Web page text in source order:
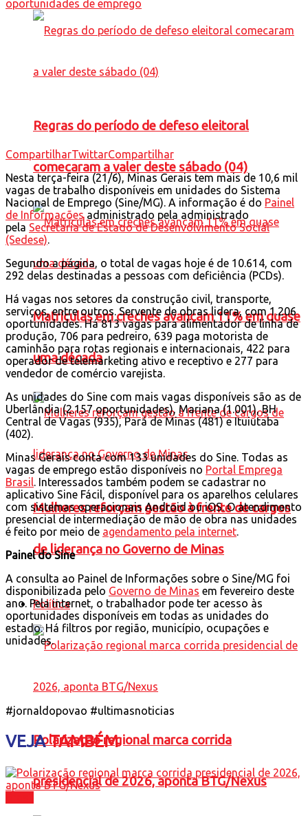
Regras do período de defeso eleitoral
comecaram a valer deste sábado (04)
Matrículas em creches avançam 11% em quase
uma década
Mulheres reforçam gestão à frente de cargos
de liderança no Governo de Minas
Política
Polarização regional marca corrida
presidencial de 2026, aponta BTG/Nexus
CompartilharTwittarCompartilhar
Nesta terça-feira (21/6), Minas Gerais tem mais de 10,6 mil
vagas de trabalho disponíveis em unidades do Sistema
Nacional de Emprego (Sine/MG). A informação é do Painel
de Informaçõesadministrado pela administrado
pela Secretaria de Estado de Desenvolvimento Social
(Sedese).
Segundo a página, o total de vagas hoje é de 10.614, com
292 delas destinadas a pessoas com deficiência (PCDs).
Há vagas nos setores da construção civil, transporte,
serviços, entre outros. Servente de obras lidera, com 1.206
oportunidades. Há 813 vagas para alimentador de linha de
produção, 706 para pedreiro, 639 paga motorista de
caminhão para rotas regionais e internacionais, 422 para
operador de telemarketing ativo e receptivo e 277 para
vendedor de comércio varejista.
As unidades do Sine com mais vagas disponíveis são as de
Uberlândia (2.157 oportunidades), Mariana (1.001), BH
Central de Vagas (935), Pará de Minas (481) e Ituiutaba
(402).
Minas Gerais conta com 133 unidades do Sine. Todas as
vagas de emprego estão disponíveis no Portal Emprega
Brasil. Interessados também podem se cadastrar no
aplicativo Sine Fácil, disponível para os aparelhos celulares
com sistemas operacionais Android ou iOS. O atendimento
presencial de intermediação de mão de obra nas unidades
é feito por meio de agendamento pela internet.
Painel do Sine
A consulta ao Painel de Informações sobre o Sine/MG foi
disponibilizada pelo Governo de Minas em fevereiro deste
ano. Pela internet, o trabalhador pode ter acesso às
oportunidades disponíveis em todas as unidades do
estado. Há filtros por região, município, ocupações e
unidades.
#jornaldopovao #ultimasnoticias
VEJATAMBÉM